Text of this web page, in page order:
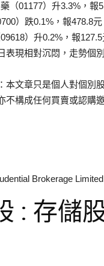
（01177）升3.3%，報
）跌0.1%，報478.8
）升0.2%，報
表現相對沉悶，走勢個
本文章只是個人對個別
不構成任何買賣或認購
Brokerage Limited
: 存儲